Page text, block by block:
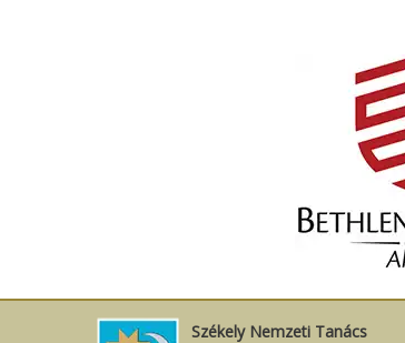
Székely Nemzeti Tanács